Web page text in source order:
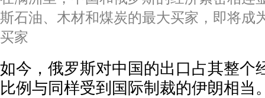
斯石油、木材和煤炭的最大买家，即将成
买家
如今，俄罗斯对中国的出口占其整个
比例与同样受到国际制裁的伊朗相当